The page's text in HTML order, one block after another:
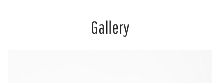
Gallery